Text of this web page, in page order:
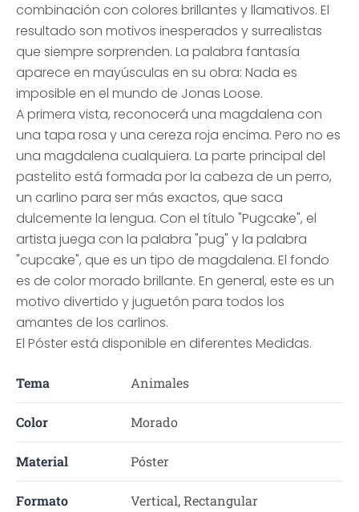
combinación con colores brillantes y llamativos. El
resultado son motivos inesperados y surrealistas
que siempre sorprenden. La palabra fantasía
aparece en mayúsculas en su obra: Nada es
imposible en el mundo de Jonas Loose.
A primera vista, reconocerá una magdalena con
una tapa rosa y una cereza roja encima. Pero no es
una magdalena cualquiera. La parte principal del
pastelito está formada por la cabeza de un perro,
un carlino para ser más exactos, que saca
dulcemente la lengua. Con el título "Pugcake", el
artista juega con la palabra "pug" y la palabra
"cupcake", que es un tipo de magdalena. El fondo
es de color morado brillante. En general, este es un
motivo divertido y juguetón para todos los
amantes de los carlinos.
El Póster está disponible en diferentes Medidas.
Tema Animales
Color Morado
Material Póster
Formato Vertical, Rectangular